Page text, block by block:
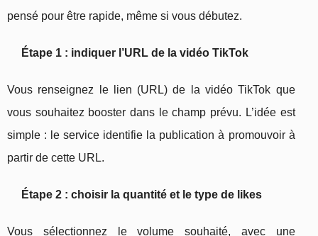
pensé pour être rapide, même si vous débutez.
Étape 1 : indiquer l’URL de la vidéo TikTok
Vous renseignez le lien (URL) de la vidéo TikTok que
vous souhaitez booster dans le champ prévu. L’idée est
simple : le service identifie la publication à promouvoir à
partir de cette URL.
Étape 2 : choisir la quantité et le type de likes
Vous sélectionnez le volume souhaité, avec une